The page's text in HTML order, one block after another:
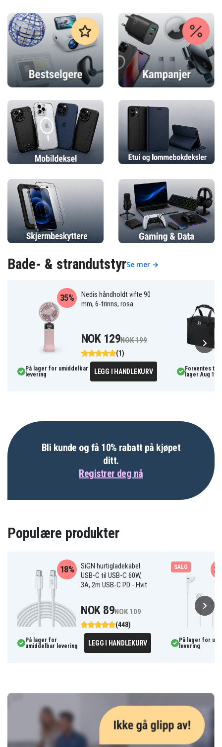
Bade- & strandutstyrSe mer →
Nedis håndholdt vifte 90
mm, 6-trinns, rosa
(1)
35%
NOK 129NOK 199
På lager for umiddelbar
levering
LEGG I HANDLEKURV
Forventes
lager Aug 11,
Bli kunde og få 10% rabatt på kjøpet
ditt.
Registrer deg nå
Populære produkter
SiGN hurtigladekabel
USB-C til USB-C 60W,
3A, 2m USB-C PD - Hvit
(448)
18%
NOK 89NOK 109
På lager for
umiddelbar levering
LEGG I HANDLEKURV
SALG
På lager for
levering